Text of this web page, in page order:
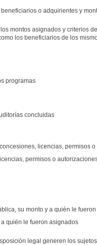
o adquirientes y
montos asignados y criterios
los beneficiarios de los
programas
concluidas
licencias, permisos
permisos o
su monto y a quién le
quién le fueron asignados
legal generen los